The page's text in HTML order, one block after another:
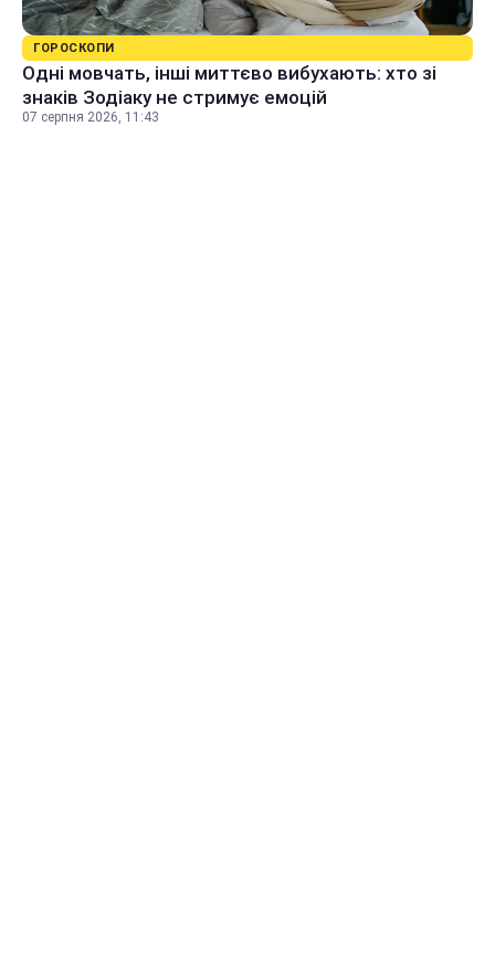
ГОРОСКОПИ
Одні мовчать, інші миттєво вибухають: хто зі
знаків Зодіаку не стримує емоцій
07 серпня 2026, 11:43